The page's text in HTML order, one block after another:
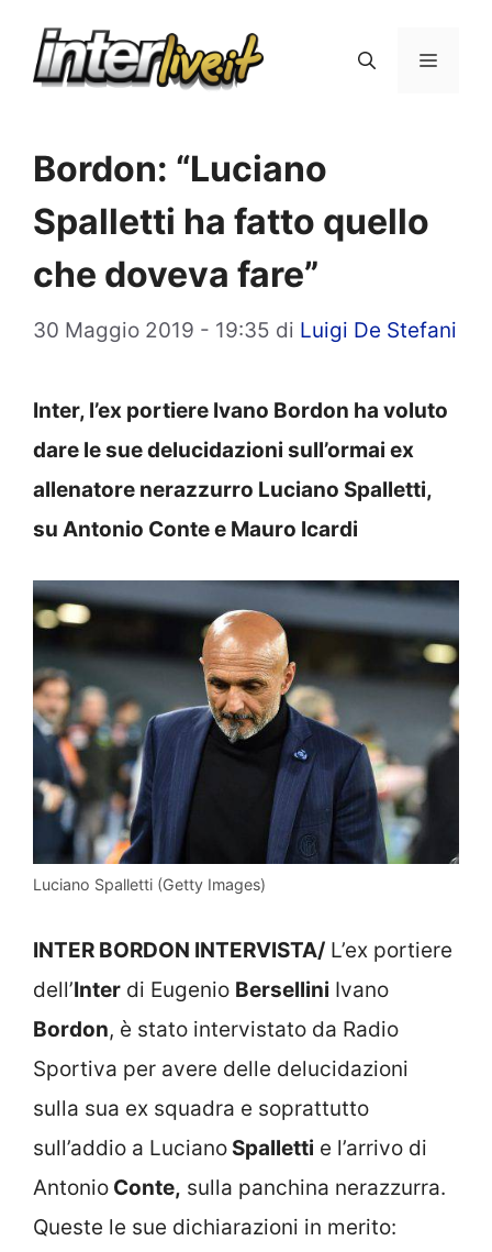
Menu
Bordon: “Luciano
Spalletti ha fatto quello
che doveva fare”
30 Maggio 2019 - 19:35 di Luigi De Stefani
Inter, l’ex portiere Ivano Bordon ha voluto
dare le sue delucidazioni sull’ormai ex
allenatore nerazzurro Luciano Spalletti,
su Antonio Conte e Mauro Icardi
Luciano Spalletti (Getty Images)
INTER BORDON INTERVISTA/ L’ex portiere
dell’Inter di Eugenio Bersellini Ivano
Bordon, è stato intervistato da Radio
Sportiva per avere delle delucidazioni
sulla sua ex squadra e soprattutto
sull’addio a Luciano Spalletti e l’arrivo di
Antonio Conte, sulla panchina nerazzurra.
Queste le sue dichiarazioni in merito: